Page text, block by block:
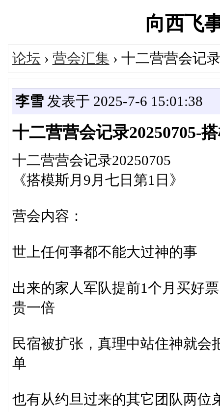
向西飞
论坛 › 营会汇集 › 十二营营会记
李雪发表于 2025-7-6 15:01:38
十二营营会记录20250705-
十二营营会记录20250705
《搭模斯月9月七日第1日》
营会内容：
世上任何亊都不能大过神的事
出来的家人军队提前1个月买好
贵一倍
民宿被扩张，真理中站住神就
单
也有从约旦过来的其它团队两位